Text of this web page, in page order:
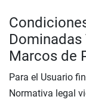
Dominadas
Marcos de
Para el Usuario
Normativa legal